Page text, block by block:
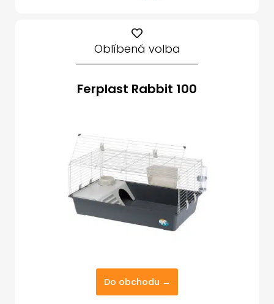
Oblíbená volba
Ferplast Rabbit 100
Do obchodu →